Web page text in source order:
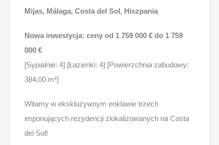
Mijas, Málaga, Costa del Sol, Hiszpania
Nowa inwestycja: ceny od 1 759 000 € do 1 759
000 €
[Sypialnie: 4] [Łazienki: 4] [Powierzchnia zabudowy:
384,00 m²]
Witamy w ekskluzywnym enklawie trzech
imponujących rezydencji zlokalizowanych na Costa
del Sol!